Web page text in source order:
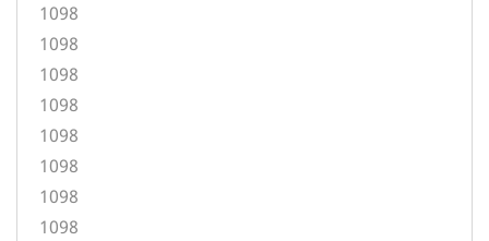
1098
1098
1098
1098
1098
1098
1098
1098